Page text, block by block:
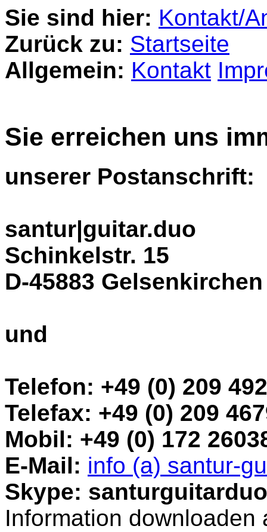
Sie sind hier: Kontakt/
Zurück zu: Startseite
Allgemein: Kontakt
Sie erreichen uns
unserer Postanschrift:
santur|guitar.duo
Schinkelstr. 15
D-45883 Gelsenkirchen
und
Telefon: +49 (0) 209
Telefax: +49 (0) 209
Mobil: +49 (0) 172
E-Mail: info (a) santur-
Skype: santurguitarduo
Information